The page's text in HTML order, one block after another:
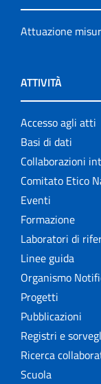
Attuazione
ATTIVITÀ
Accesso agli atti
Basi di dati
Collaborazioni
Comitato Etico
Eventi
Formazione
Laboratori di
Linee guida
Organismo
Progetti
Pubblicazioni
Registri e
Ricerca
Scuola